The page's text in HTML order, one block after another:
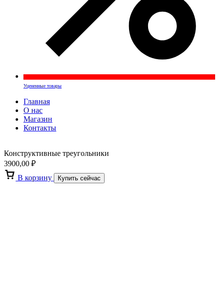
Уцененные товары
Главная
О нас
Магазин
Контакты
Конструктивные треугольники
3900,00 ₽
В корзину
Купить сейчас